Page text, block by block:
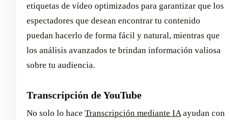
etiquetas de vídeo optimizados para garantizar que los
espectadores que desean encontrar tu contenido
puedan hacerlo de forma fácil y natural, mientras que
los análisis avanzados te brindan información valiosa
sobre tu audiencia.
Transcripción de YouTube
No solo lo hace Transcripción mediante IA ayudan con